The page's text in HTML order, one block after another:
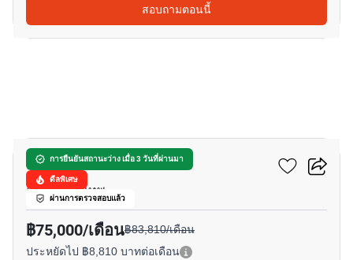
สอบถามตอนนี้
การยืนยันสถานะว่าง เมื่อ 3 วันที่ผ่านมา
ดีลพิเศษ
ผ่านการตรวจสอบแล้ว
เซเลส อโศก
อโศก, กรุงเทพ
฿75,000/เดือน฿83,810/เดือน
ประหยัดไป ฿8,810 บาทต่อเดือน